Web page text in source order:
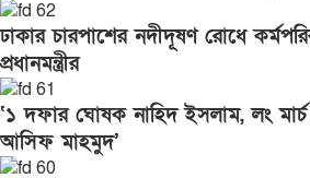
ঢাকার চারপাশের নদীদূষণ রোধে
প্রধানমন্ত্রীর
‘১ দফার ঘোষক নাহিদ ইসলাম, লং
আসিফ মাহমুদ’